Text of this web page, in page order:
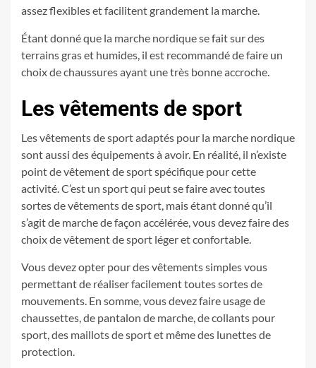
assez flexibles et facilitent grandement la marche.
Étant donné que la marche nordique se fait sur des
terrains gras et humides, il est recommandé de faire un
choix de chaussures ayant une très bonne accroche.
Les vêtements de sport
Les vêtements de sport adaptés pour la marche nordique
sont aussi des équipements à avoir. En réalité, il n’existe
point de vêtement de sport spécifique pour cette
activité. C’est un sport qui peut se faire avec toutes
sortes de vêtements de sport, mais étant donné qu’il
s’agit de marche de façon accélérée, vous devez faire des
choix de vêtement de sport léger et confortable.
Vous devez opter pour des vêtements simples vous
permettant de réaliser facilement toutes sortes de
mouvements. En somme, vous devez faire usage de
chaussettes, de pantalon de marche, de collants pour
sport, des maillots de sport et même des lunettes de
protection.